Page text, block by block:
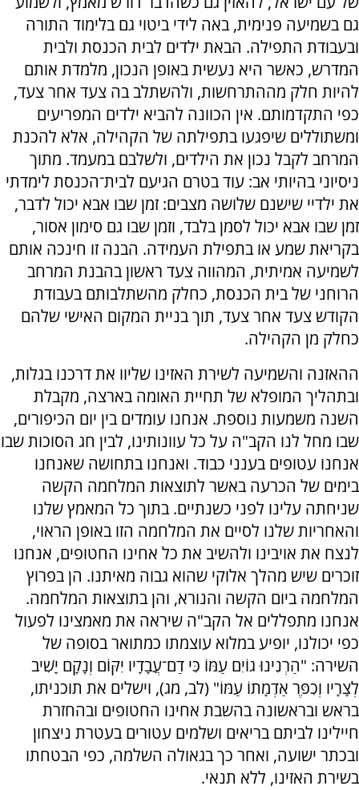
גם בשמיעה פנימית, באה לידי ביטוי גם בלימוד התורה
ובעבודת התפילה. הבאת ילדים לבית הכנסת ולבית
המדרש, כאשר היא נעשית באופן הנכון, מלמדת אותם
להיות חלק מההתרחשות, ולהשתלב בה צעד אחר צעד,
כפי התקדמותם. אין הכוונה להביא ילדים המפריעים
ומשתוללים שיפגעו בתפילתה של הקהילה, אלא להכנת
המרחב לקבל נכון את הילדים, ולשלבם במעמד. מתוך
ניסיוני בהיותי אב: עוד בטרם הגיעם לבית־הכנסת לימדתי
את ילדיי שישנם שלושה מצבים: זמן שבו אבא יכול לדבר,
זמן שבו אבא יכול לסמן בלבד, וזמן שבו גם סימון אסור,
בקריאת שמע או בתפילת העמידה. הבנה זו חינכה אותם
לשמיעה אמיתית, המהווה צעד ראשון בהבנת המרחב
הרוחני של בית הכנסת, כחלק מהשתלבותם בעבודת
הקודש צעד אחר צעד, תוך בניית המקום האישי שלהם
כחלק מן הקהילה.
ההאזנה והשמיעה לשירת האזינו שליוו את דרכנו בגלות,
ובתהליך המופלא של תחיית האומה בארצה, מקבלת
השנה משמעות נוספת. אנחנו עומדים בין יום הכיפורים,
שבו מחל לנו הקב"ה על כל עוונותינו, לבין חג הסוכות שבו
אנחנו עטופים בענני כבוד. ואנחנו בתחושה שאנחנו
בימים של הכרעה באשר לתוצאות המלחמה הקשה
שניחתה עלינו לפני כשנתיים. בתוך כל המאמץ שלנו
והאחריות שלנו לסיים את המלחמה הזו באופן הראוי,
לנצח את אויבינו ולהשיב את כל אחינו החטופים, אנחנו
זוכרים שיש מהלך אלוקי שהוא גבוה מאיתנו. הן בפרוץ
המלחמה ביום הקשה והנורא, והן בתוצאות המלחמה.
אנחנו מתפללים אל הקב"ה שיראה את מאמצינו לפעול
כפי יכולנו, יופיע במלוא עוצמתו כמתואר בסופה של
השירה: "הַרְנִינוּ גוֹיִם עַמּוֹ כִּי דַם־עֲבָדָיו יִקּוֹם וְנָקָם יָשִׁיב
לְצָרָיו וְכִפֶּר אַדְמָתוֹ עַמּוֹ" (לב, מג), וישלים את תוכניתו,
בראש ובראשונה בהשבת אחינו החטופים ובהחזרת
חיילינו לביתם בריאים ושלמים עטורים בעטרת ניצחון
ובכתר ישועה, ואחר כך בגאולה השלמה, כפי הבטחתו
בשירת האזינו, ללא תנאי.